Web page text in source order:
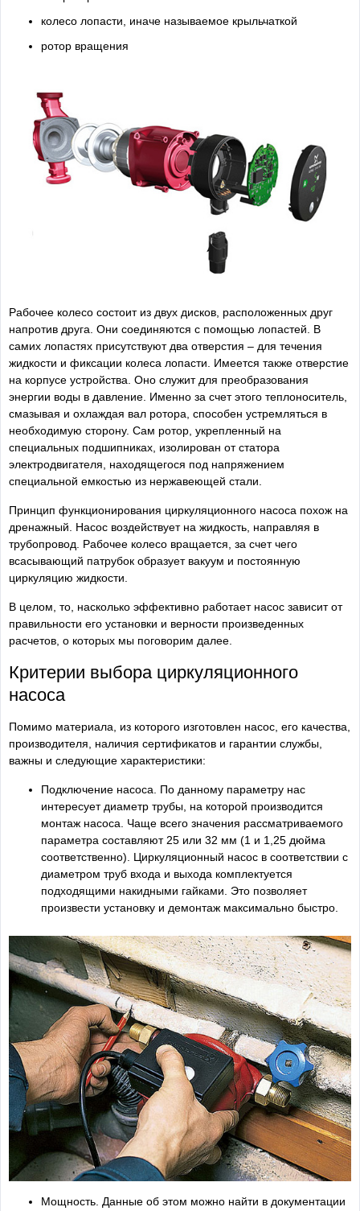
колесо лопасти, иначе называемое крыльчаткой
ротор вращения
Рабочее колесо состоит из двух дисков, расположенных друг
напротив друга. Они соединяются с помощью лопастей. В
самих лопастях присутствуют два отверстия – для течения
жидкости и фиксации колеса лопасти. Имеется также отверстие
на корпусе устройства. Оно служит для преобразования
энергии воды в давление. Именно за счет этого теплоноситель,
смазывая и охлаждая вал ротора, способен устремляться в
необходимую сторону. Сам ротор, укрепленный на
специальных подшипниках, изолирован от статора
электродвигателя, находящегося под напряжением
специальной емкостью из нержавеющей стали.
Принцип функционирования циркуляционного насоса похож на
дренажный. Насос воздействует на жидкость, направляя в
трубопровод. Рабочее колесо вращается, за счет чего
всасывающий патрубок образует вакуум и постоянную
циркуляцию жидкости.
В целом, то, насколько эффективно работает насос зависит от
правильности его установки и верности произведенных
расчетов, о которых мы поговорим далее.
Критерии выбора циркуляционного
насоса
Помимо материала, из которого изготовлен насос, его качества,
производителя, наличия сертификатов и гарантии службы,
важны и следующие характеристики:
Подключение насоса. По данному параметру нас
интересует диаметр трубы, на которой производится
монтаж насоса. Чаще всего значения рассматриваемого
параметра составляют 25 или 32 мм (1 и 1,25 дюйма
соответственно). Циркуляционный насос в соответствии с
диаметром труб входа и выхода комплектуется
подходящими накидными гайками. Это позволяет
произвести установку и демонтаж максимально быстро.
Мощность. Данные об этом можно найти в документации